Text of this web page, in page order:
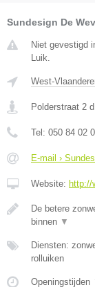
Sundesign De
Niet gevestigd
Luik.
West-
Polderstraat 2 d
Tel: 050 84 02
E-mail ›
Website: http://
De betere
binnen ▼
Diensten:
rolluiken
Openingstijden